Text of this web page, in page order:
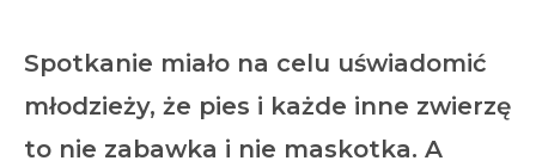
Spotkanie miało na celu uświadomić
młodzieży, że pies i każde inne zwierzę
to nie zabawka i nie maskotka. A